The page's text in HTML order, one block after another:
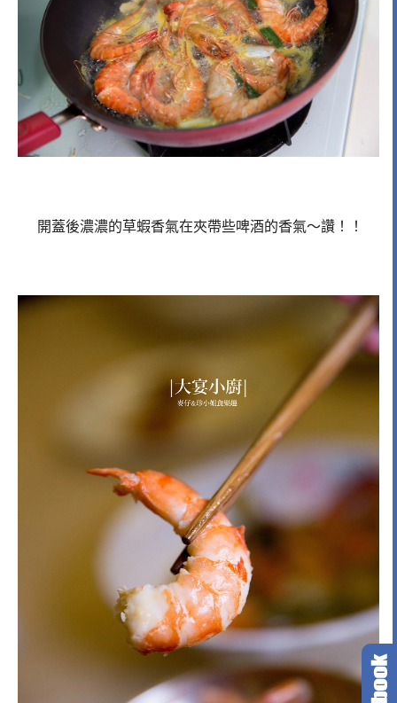
開蓋後濃濃的草蝦香氣在夾帶些啤酒的香氣～讚！！